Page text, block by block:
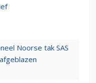
Noorse tak SAS